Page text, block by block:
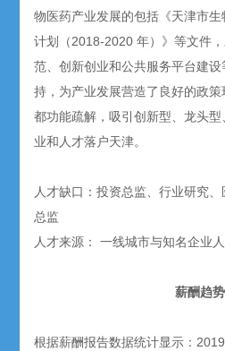
物医药产业发展的包括《天津市
计划（2018-2020 年）》等文件
范、创新创业和公共服务平台建
持，为产业发展营造了良好的政
都功能疏解，吸引创新型、龙头
业和人才落户天津。
人才缺口：投资总监、行业研究
总监
人才来源： 一线城市与知名企业
薪酬趋势
根据薪酬报告数据统计显示：